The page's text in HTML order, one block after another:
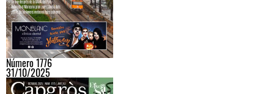
Número 1776
31/10/2025